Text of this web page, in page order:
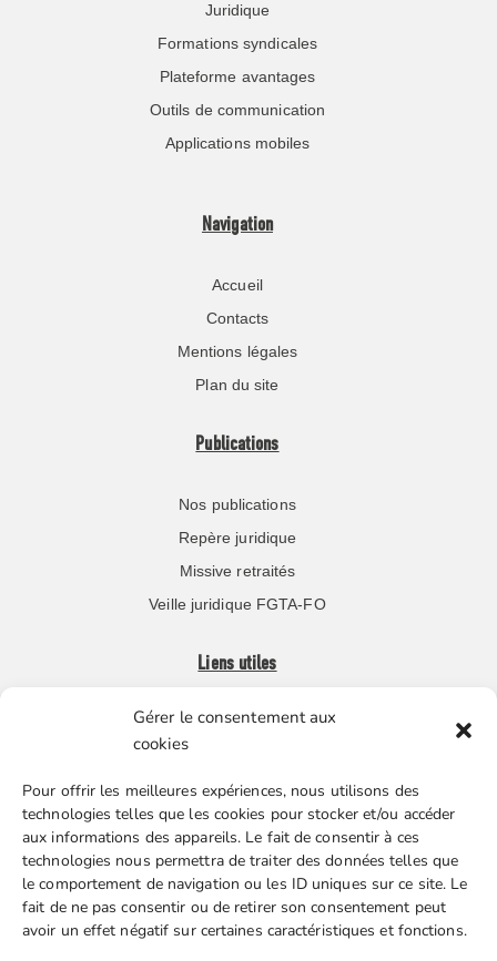
Gérer le consentement aux
cookies
Pour offrir les meilleures expériences, nous utilisons des
technologies telles que les cookies pour stocker et/ou accéder
aux informations des appareils. Le fait de consentir à ces
technologies nous permettra de traiter des données telles que
le comportement de navigation ou les ID uniques sur ce site. Le
fait de ne pas consentir ou de retirer son consentement peut
avoir un effet négatif sur certaines caractéristiques et fonctions.
Juridique
Formations syndicales
Plateforme avantages
Outils de communication
Applications mobiles
Navigation
Accueil
Contacts
Mentions légales
Plan du site
Publications
Nos publications
Repère juridique
Missive retraités
Veille juridique FGTA-FO
Liens utiles
Boutique en ligne
Nos partenaires
Gestion des cookies
FGTA-FO / 15 avenue Victor Hugo – 92170 Vanves / 01 86